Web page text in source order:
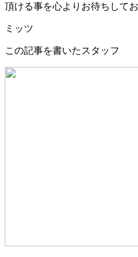
頂ける事を心よりお待ちしてお
ミッツ
この記事を書いたスタッフ